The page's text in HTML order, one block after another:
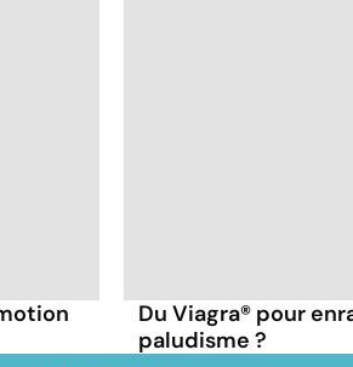
Du Viagra® pour
paludisme ?